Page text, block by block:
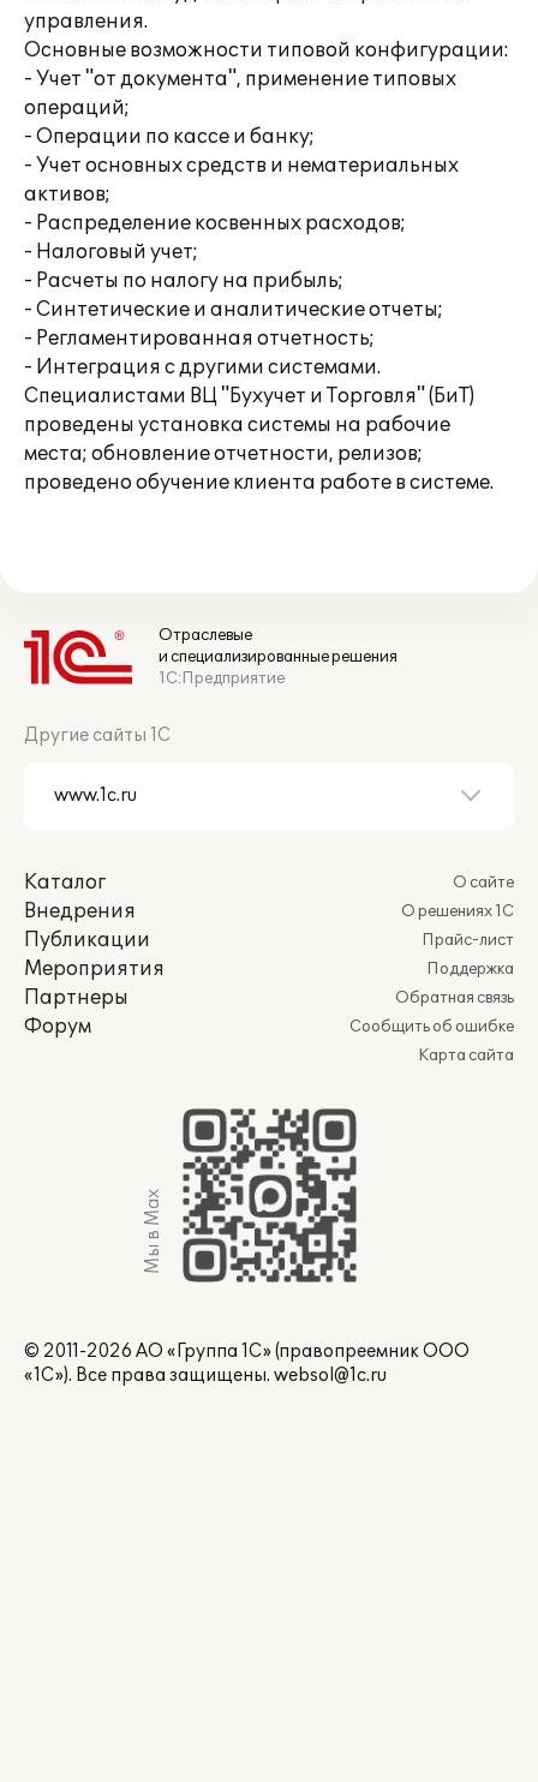
управления.
Основные возможности типовой конфигурации:
- Учет "от документа", применение типовых
операций;
- Операции по кассе и банку;
- Учет основных средств и нематериальных
активов;
- Распределение косвенных расходов;
- Налоговый учет;
- Расчеты по налогу на прибыль;
- Синтетические и аналитические отчеты;
- Регламентированная отчетность;
- Интеграция с другими системами.
Специалистами ВЦ "Бухучет и Торговля" (БиТ)
проведены установка системы на рабочие
места; обновление отчетности, релизов;
проведено обучение клиента работе в системе.
Отраслевые
и специализированные решения
1С:Предприятие
Другие сайты 1С
Каталог
Внедрения
Публикации
Мероприятия
Партнеры
Форум
О сайте
О решениях 1С
Прайс-лист
Поддержка
Обратная связь
Сообщить об ошибке
Карта сайта
Мы в Max
© 2011-2026 АО «Группа 1С» (правопреемник ООО
«1С»). Все права защищены. websol@1c.ru